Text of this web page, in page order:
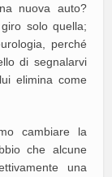
nuova auto?
solo quella;
perché
di segnalarvi
elimina come
cambiare la
che alcune
una